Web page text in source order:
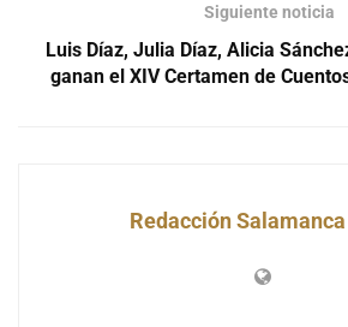
Siguiente noticia
Luis Díaz, Julia Díaz, Alicia
ganan el XIV Certamen de
Redacción